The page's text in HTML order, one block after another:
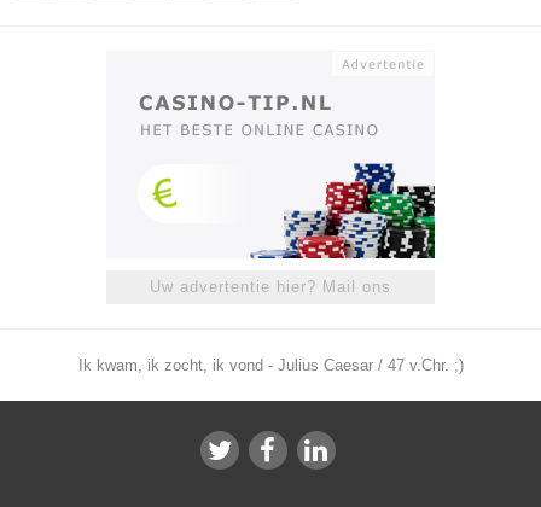
Uw advertentie hier? Mail ons
Ik kwam, ik zocht, ik vond - Julius Caesar / 47 v.Chr. ;)